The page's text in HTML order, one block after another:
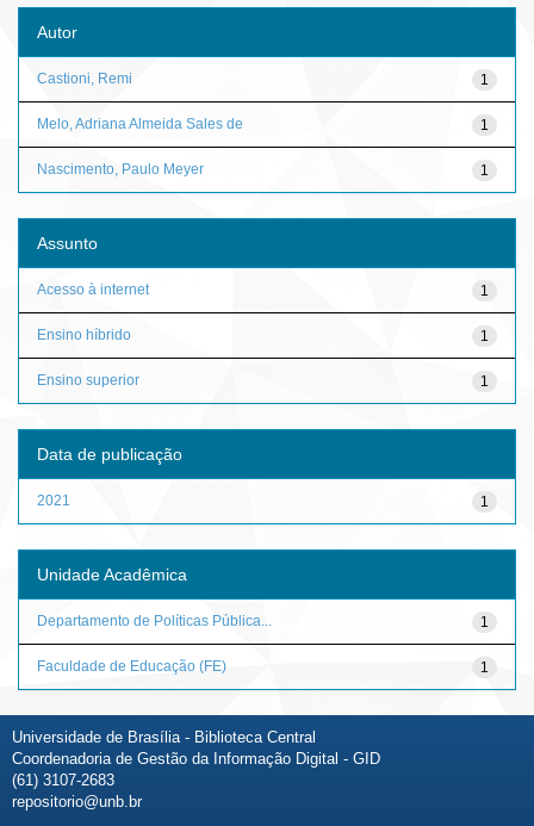
Autor
1
Castioni, Remi
1
Melo, Adriana Almeida Sales de
1
Nascimento, Paulo Meyer
Assunto
1
Acesso à internet
1
Ensino híbrido
1
Ensino superior
Data de publicação
1
2021
Unidade Acadêmica
1
Departamento de Políticas Pública...
1
Faculdade de Educação (FE)
Universidade de Brasília - Biblioteca Central
Coordenadoria de Gestão da Informação Digital - GID
(61) 3107-2683
repositorio@unb.br